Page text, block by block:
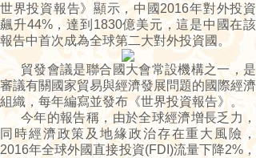
世界投資報告》顯示，中國2016年對外投資
飆升44%，達到1830億美元，這是中國在該
報告中首次成為全球第二大對外投資國。
貿發會議是聯合國大會常設機構之一，是
審議有關國家貿易與經濟發展問題的國際經濟
組織，每年編寫並發布《世界投資報告》。
今年的報告稱，由於全球經濟增長乏力，
同時經濟政策及地緣政治存在重大風險，
2016年全球外國直接投資(FDI)流量下降2%，